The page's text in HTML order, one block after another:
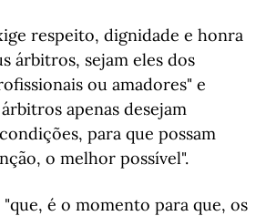
respeito, dignidade e honra
árbitros, sejam eles dos
ou amadores" e
apenas desejam
para que possam
o melhor possível".
"que, é o momento para que, os